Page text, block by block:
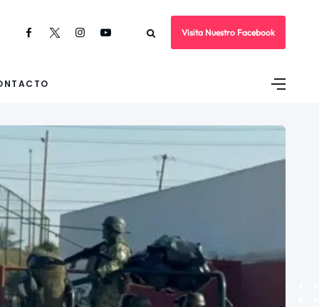
Visita Nuestro Facebook